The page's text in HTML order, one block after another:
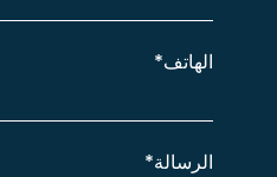
الهاتف*
الرسالة*